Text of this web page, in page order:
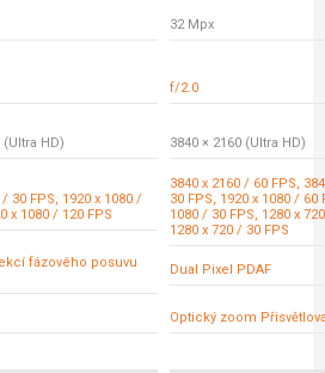
32 Mpx
f/2.0
(Ultra HD) 3840 × 2160 (Ultra HD)
/ 30 FPS, 1920 x 1080 /
x 1080 / 120 FPS
3840 x 2160 / 60 FPS,
30 FPS, 1920 x 1080 / 60
1080 / 30 FPS, 1280 x
1280 x 720 / 30 FPS
fázového posuvu
Dual Pixel PDAF
Optický zoom